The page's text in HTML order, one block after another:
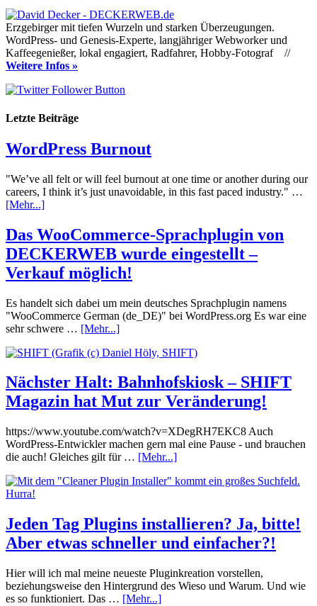
Erzgebirger mit tiefen Wurzeln und starken Überzeugungen.
WordPress- und Genesis-Experte, langjähriger Webworker und
Kaffeegenießer, lokal engagiert, Radfahrer, Hobby-Fotograf //
Weitere Infos »
Letzte Beiträge
WordPress Burnout
"We’ve all felt or will feel burnout at one time or another during our
careers, I think it’s just unavoidable, in this fast paced industry." …
[Mehr...]
Das WooCommerce-Sprachplugin von
DECKERWEB wurde eingestellt –
Verkauf möglich!
Es handelt sich dabei um mein deutsches Sprachplugin namens
"WooCommerce German (de_DE)" bei WordPress.org Es war eine
sehr schwere … [Mehr...]
Nächster Halt: Bahnhofskiosk – SHIFT
Magazin hat Mut zur Veränderung!
https://www.youtube.com/watch?v=XDegRH7EKC8 Auch
WordPress-Entwickler machen gern mal eine Pause - und brauchen
die auch! Gleiches gilt für … [Mehr...]
Jeden Tag Plugins installieren? Ja, bitte!
Aber etwas schneller und einfacher?!
Hier will ich mal meine neueste Pluginkreation vorstellen,
beziehungsweise den Hintergrund des Wieso und Warum. Und wie
es so funktioniert. Das … [Mehr...]